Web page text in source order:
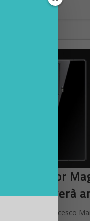
Honor
arriverà
Francesco